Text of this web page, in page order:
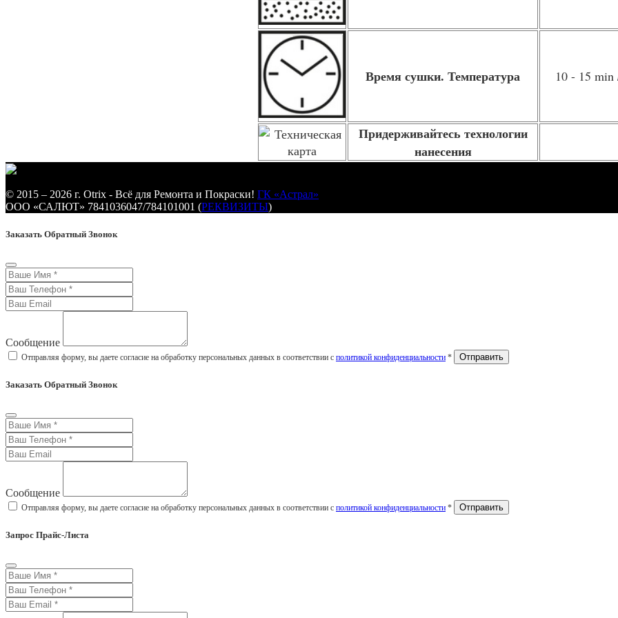
Время сушки. Температура 10 - 15 min
Придерживайтесь технологии
нанесения
© 2015 – 2026 г. Otrix - Всё для Ремонта и Покраски! ГК «Астрал»
ООО «САЛЮТ» 7841036047/784101001 (РЕКВИЗИТЫ)
Заказать Обратный Звонок
Сообщение
Отправляя форму, вы даете согласие на обработку персональных данных в соответствии с политикой конфиденциальности *
Заказать Обратный Звонок
Сообщение
Отправляя форму, вы даете согласие на обработку персональных данных в соответствии с политикой конфиденциальности *
Запрос Прайс-Листа